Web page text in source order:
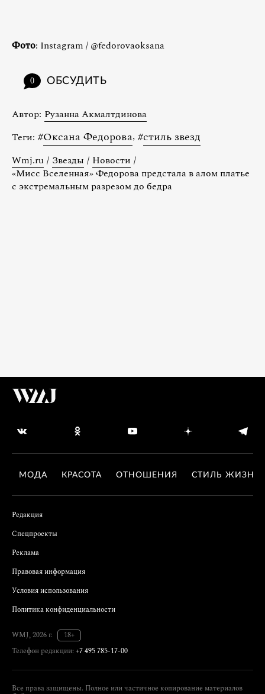
Фото: Instagram / @fedorovaoksana
0 ОБСУДИТЬ
Автор: Рузанна Акмалтдинова
Теги: #Оксана Федорова, #стиль звезд
Wmj.ru / Звезды / Новости /
«Мисс Вселенная» Федорова предстала в алом платье
с экстремальным разрезом до бедра
МОДА КРАСОТА ОТНОШЕНИЯ СТИЛЬ ЖИЗНИ
Редакция
Спецпроекты
Реклама
Правовая информация
Условия использования
Политика конфиденциальности
WMJ, 2026 г.
18+
Телефон редакции: +7 495 785-17-00
Все права защищены. Полное или частичное копирование материалов